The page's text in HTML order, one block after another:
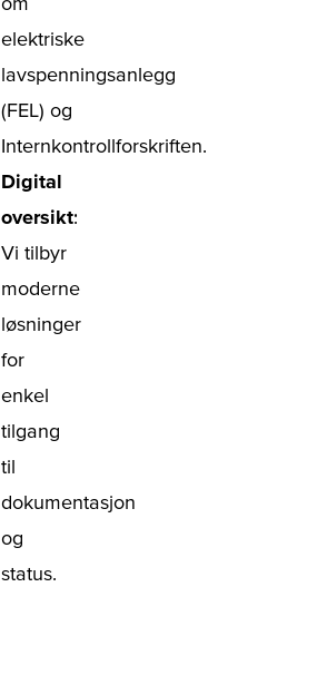
elektriske
lavspenningsanlegg
(FEL) og
Internkontrollforskriften.
Digital
oversikt:
Vi tilbyr
moderne
løsninger
for
enkel
tilgang
til
dokumentasjon
og
status.